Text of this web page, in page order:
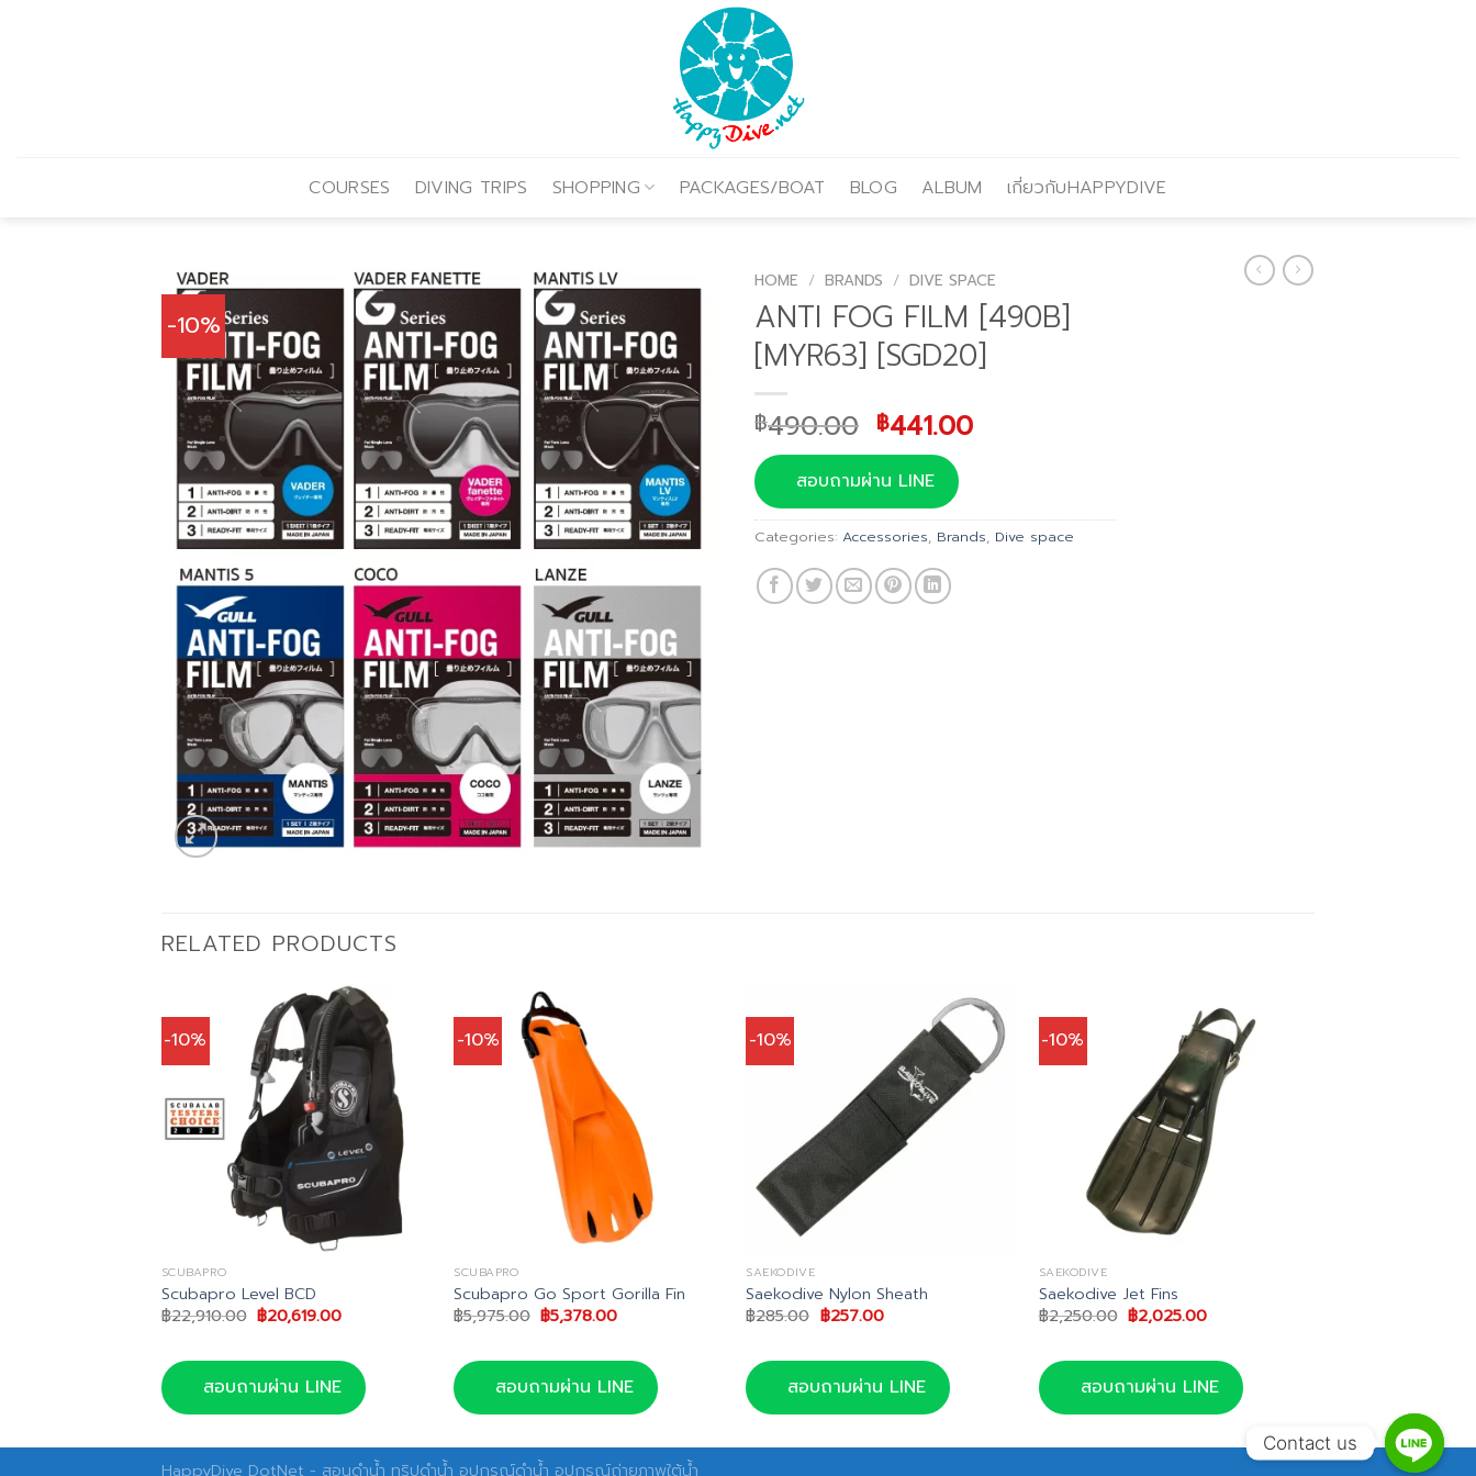
COURSES DIVING TRIPS SHOPPING PACKAGES/BOAT BLOG ALBUM เกี่ยวกับHAPPYDIVE
-10%
HOME / BRANDS / DIVE SPACE
ANTI FOG FILM [490B]
[MYR63] [SGD20]
฿490.00 Original
price
was:
฿490.00.
฿441.00Current
สอบถามผ่าน LINE
Categories: Accessories, Brands, Dive space
RELATED PRODUCTS
-10%
SCUBAPRO
Scubapro Level BCD
฿22,910.00 Original
price
฿22,910.00.
฿20,619.00Current
฿20,619.00.
สอบถามผ่าน LINE
-10%
SCUBAPRO
Scubapro Go Sport Gorilla Fin
฿5,975.00 Original
price
฿5,975.00.
฿5,378.00Current
฿5,378.00.
สอบถามผ่าน LINE
-10%
SAEKODIVE
Saekodive Nylon Sheath
฿285.00 Original
price
฿285.00.
฿257.00Current
฿257.00.
สอบถามผ่าน LINE
-10%
SAEKODIVE
Saekodive Jet Fins
฿2,250.00 Original
price
฿2,250.00.
฿2,025.00Current
฿2,025.00.
สอบถามผ่าน LINE
HappyDive DotNet - สอนดำน้ำ ทริปดำน้ำ อุปกรณ์ดำน้ำ อุปกรณ์ถ่ายภาพใต้น้ำ
Contact us